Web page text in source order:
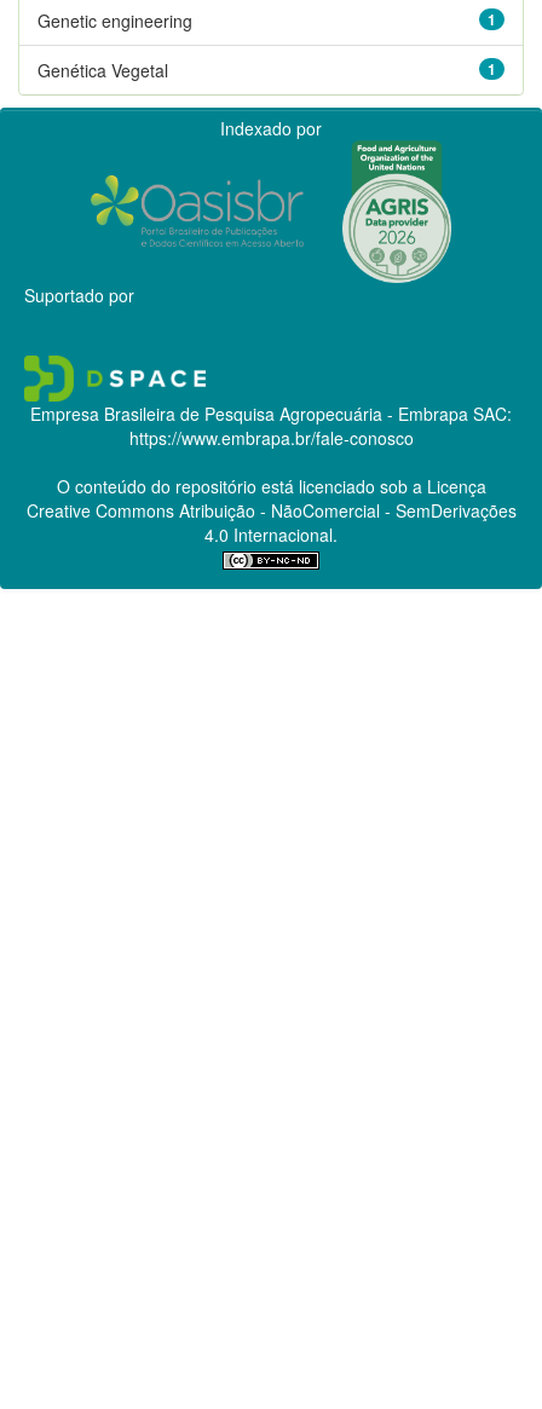
1
Genetic engineering
1
Genética Vegetal
Indexado por
Suportado por
Empresa Brasileira de Pesquisa Agropecuária - Embrapa SAC:
https://www.embrapa.br/fale-conosco
O conteúdo do repositório está licenciado sob a Licença
Creative CommonsAtribuição - NãoComercial - SemDerivações
4.0 Internacional.